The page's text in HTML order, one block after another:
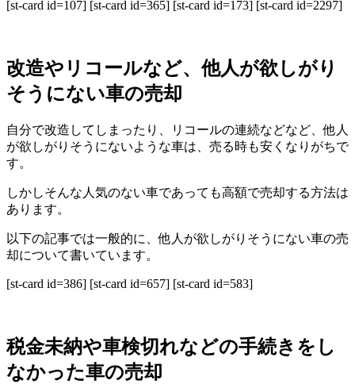
[st-card id=107] [st-card id=365] [st-card id=173] [st-card id=2297]
改造やリコールなど、他人が欲しがり
そうにない車の売却
自分で改造してしまったり、リコールの連続などなど、他人
が欲しがりそうにないような車は、売る時も安くなりがちで
す。
しかしそんな人気のない車であっても高額で売却する方法は
あります。
以下の記事では一般的に、他人が欲しがりそうにない車の売
却について書いています。
[st-card id=386] [st-card id=657] [st-card id=583]
税金未納や車検切れなどの手続きをし
なかった車の売却